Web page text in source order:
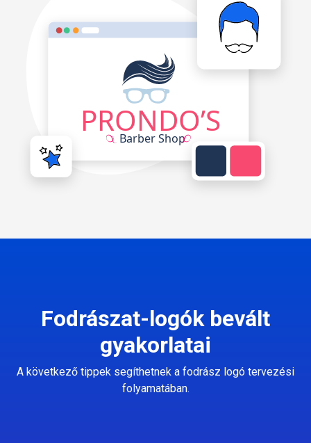
Fodrászat-logók bevált
gyakorlatai
A következő tippek segíthetnek a fodrász logó tervezési
folyamatában.